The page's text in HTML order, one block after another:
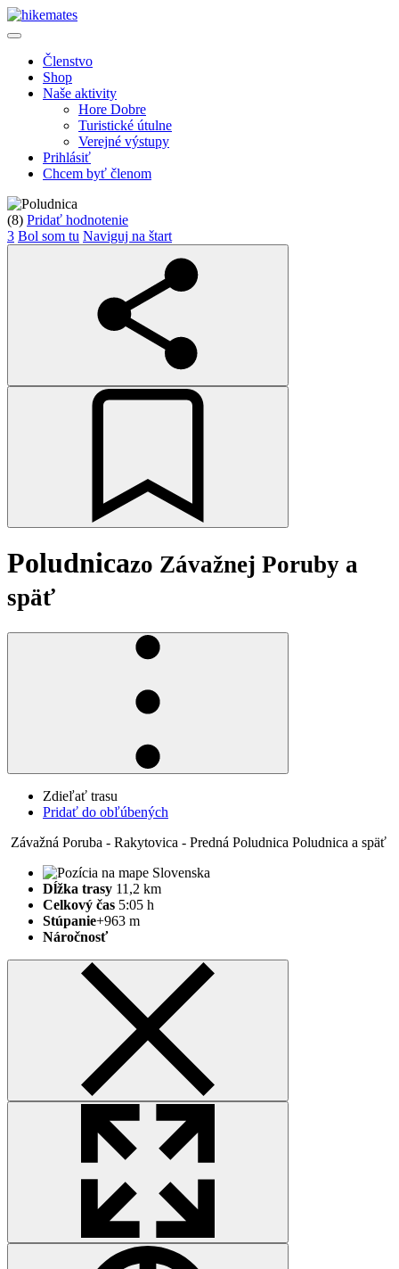
Členstvo
Shop
Naše aktivity
Hore Dobre
Turistické útulne
Verejné výstupy
Prihlásiť
Chcem byť členom
(8) Pridať hodnotenie
3 Bol som tu Naviguj na štart
Poludnicazo Závažnej Poruby a
späť
Zdieľať trasu
Pridať do obľúbených
Závažná Poruba - Rakytovica - Predná Poludnica Poludnica a späť
Dĺžka trasy 11,2 km
Celkový čas 5:05 h
Stúpanie+963 m
Náročnosť